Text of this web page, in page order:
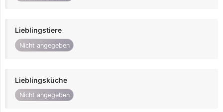
Lieblingstiere
Nicht angegeben
Lieblingsküche
Nicht angegeben